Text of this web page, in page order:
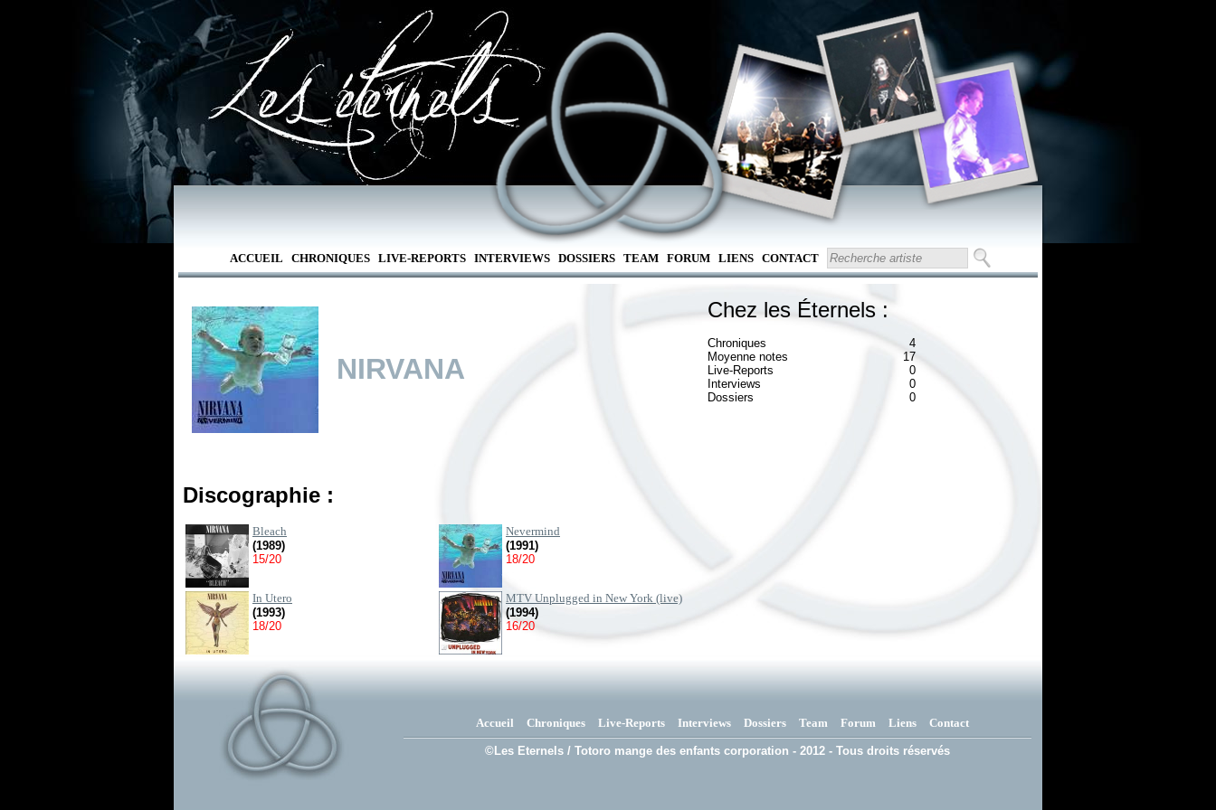
ACCUEIL CHRONIQUES LIVE-REPORTS INTERVIEWS DOSSIERS TEAM FORUM LIENS CONTACT
NIRVANA
Chez les Éternels :
Chroniques
4
Moyenne notes
17
Live-Reports
0
Interviews
0
Dossiers
0
Discographie :
Bleach
(1989)
15/20
Nevermind
(1991)
18/20
In Utero
(1993)
18/20
MTV Unplugged in New York (live)
(1994)
16/20
Accueil Chroniques Live-Reports Interviews Dossiers Team Forum Liens Contact
©Les Eternels / Totoro mange des enfants corporation - 2012 - Tous droits réservés